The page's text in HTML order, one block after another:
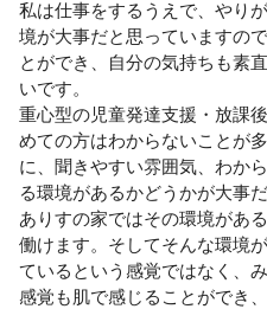
私は仕事をするうえで、やり
境が大事だと思っていますの
とができ、自分の気持ちも素
いです。
重心型の児童発達支援・放課
めての方はわからないことが
に、聞きやすい雰囲気、わか
る環境があるかどうかが大事だ
ありすの家ではその環境があ
働けます。そしてそんな環境
ているという感覚ではなく、
感覚も肌で感じることができ